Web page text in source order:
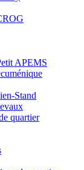
APEMS
Stand
quartier